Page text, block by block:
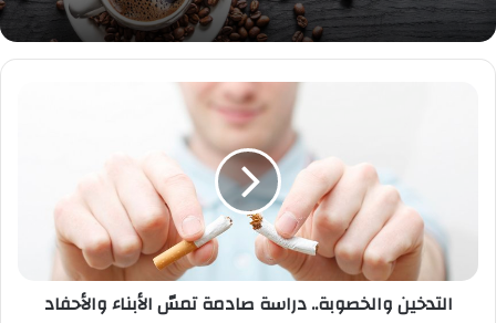
والأحفاد
التدخين والخصوبة.. دراسة صادمة تمسّ الأبناء والأحفاد